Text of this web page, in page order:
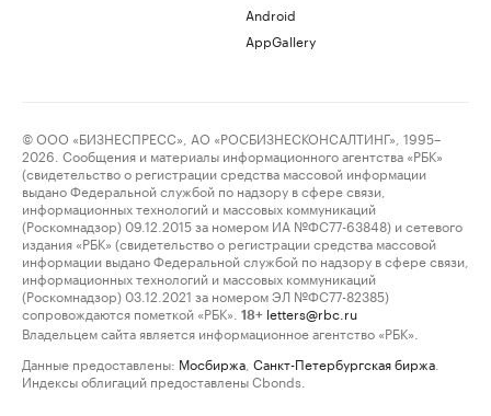
Android
AppGallery
© ООО «БИЗНЕСПРЕСС», АО «РОСБИЗНЕСКОНСАЛТИНГ», 1995–
2026. Сообщения и материалы информационного агентства «РБК»
(свидетельство о регистрации средства массовой информации
выдано Федеральной службой по надзору в сфере связи,
информационных технологий и массовых коммуникаций
(Роскомнадзор) 09.12.2015 за номером ИА №ФС77-63848) и сетевого
издания «РБК» (свидетельство о регистрации средства массовой
информации выдано Федеральной службой по надзору в сфере связи,
информационных технологий и массовых коммуникаций
(Роскомнадзор) 03.12.2021 за номером ЭЛ №ФС77-82385)
сопровождаются пометкой «РБК».
18+ letters@rbc.ru
Владельцем сайта является информационное агентство «РБК».
Данные предоставлены: Мосбиржа Санкт-Петербургская биржа
Индексы облигаций предоставлены Cbonds.